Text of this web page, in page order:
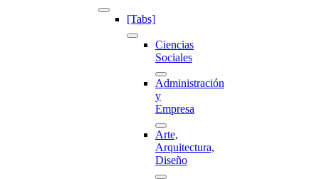
[Tabs]
Ciencias
Sociales
Administración
y
Empresa
Arte,
Arquitectura,
Diseño